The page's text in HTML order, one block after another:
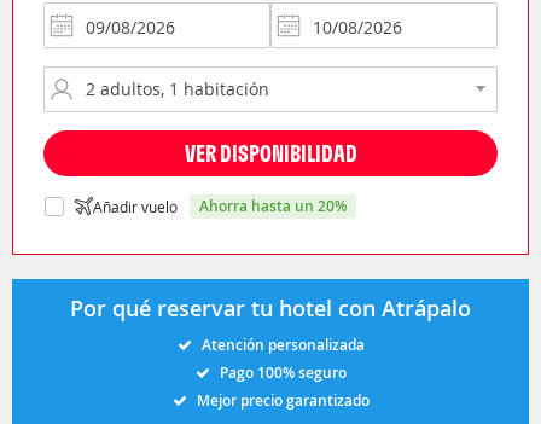
VER DISPONIBILIDAD
Añadir vuelo ahorra hasta un 20%
Por qué reservar tu hotel con Atrápalo
Atención personalizada
Pago 100% seguro
Mejor precio garantizado